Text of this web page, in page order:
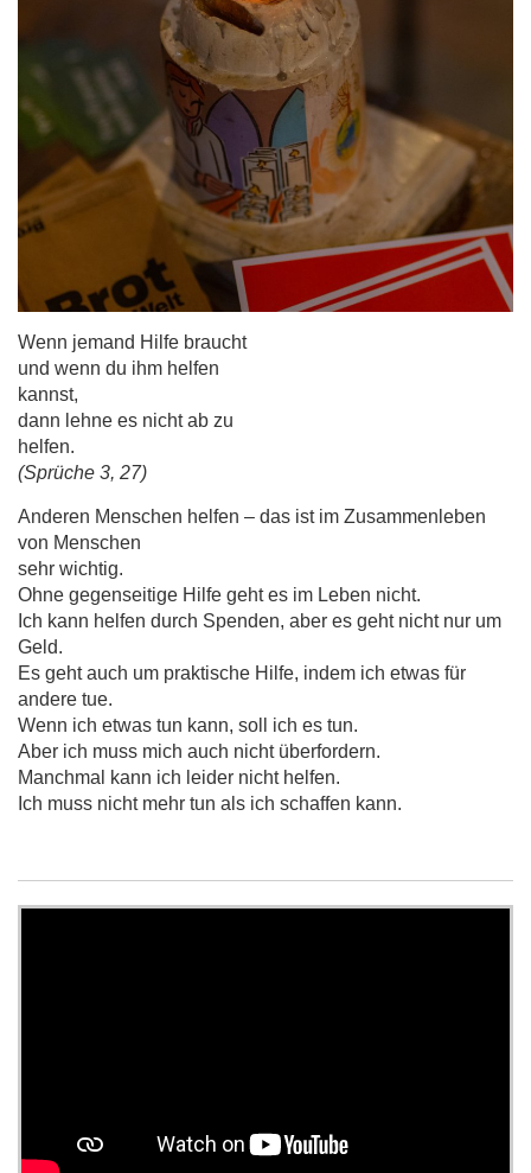
Wenn jemand Hilfe braucht
und wenn du ihm helfen
kannst,
dann lehne es nicht ab zu
helfen.
(Sprüche 3, 27)
Anderen Menschen helfen – das ist im Zusammenleben
von Menschen
sehr wichtig.
Ohne gegenseitige Hilfe geht es im Leben nicht.
Ich kann helfen durch Spenden, aber es geht nicht nur um
Geld.
Es geht auch um praktische Hilfe, indem ich etwas für
andere tue.
Wenn ich etwas tun kann, soll ich es tun.
Aber ich muss mich auch nicht überfordern.
Manchmal kann ich leider nicht helfen.
Ich muss nicht mehr tun als ich schaffen kann.